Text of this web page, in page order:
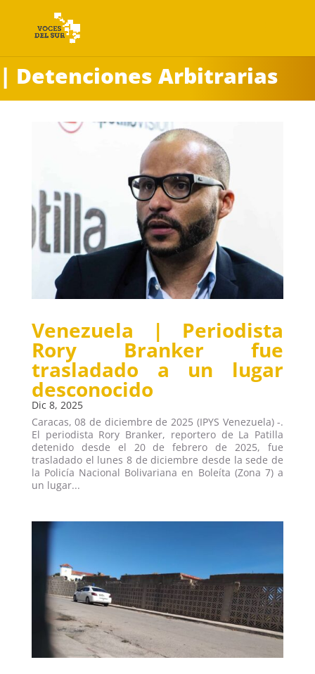
| Detenciones Arbitrarias
Venezuela | Periodista
Rory Branker fue
trasladado a un lugar
desconocido
Dic 8, 2025
Caracas, 08 de diciembre de 2025 (IPYS Venezuela) -.
El periodista Rory Branker, reportero de La Patilla
detenido desde el 20 de febrero de 2025, fue
trasladado el lunes 8 de diciembre desde la sede de
la Policía Nacional Bolivariana en Boleíta (Zona 7) a
un lugar...